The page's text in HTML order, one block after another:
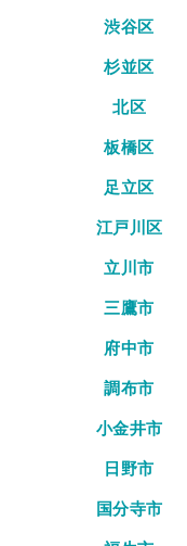
渋谷区
杉並区
北区
板橋区
足立区
江戸川区
立川市
三鷹市
府中市
調布市
小金井市
日野市
国分寺市